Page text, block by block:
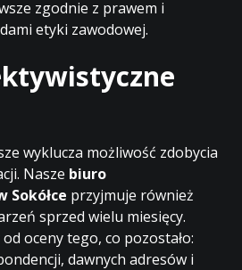
zgodnie z prawem i
etyki zawodowej.
wyklucza możliwość zdobycia
Nasze biuro
przyjmuje również
sprzed wielu miesięcy.
oceny tego, co pozostało:
dawnych adresów i